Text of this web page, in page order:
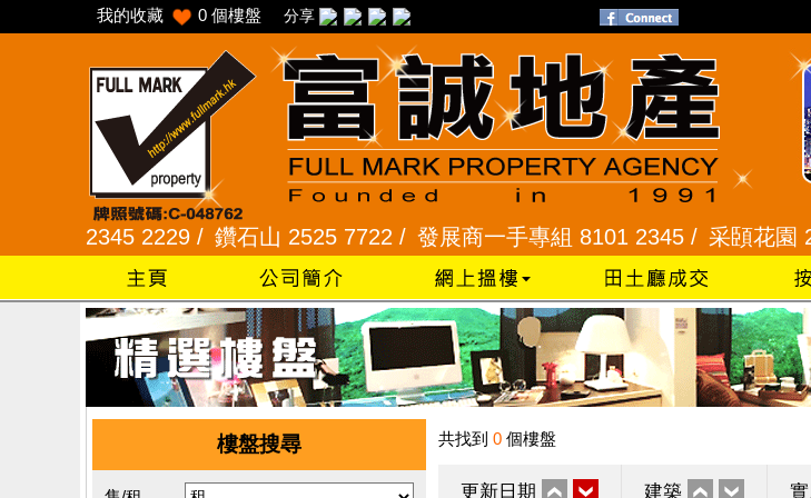
我的收藏 0 個樓盤 分享
2345 2229 /鑽石山 2525 7722 /發展商一手專組 8101 2345 /采頣花園 2345
樓盤搜尋 共找到 0 個樓盤
更新日期 建築 實